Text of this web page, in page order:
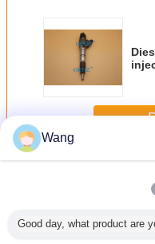
MeerInjecteur van het
Wang
Good day, what product are